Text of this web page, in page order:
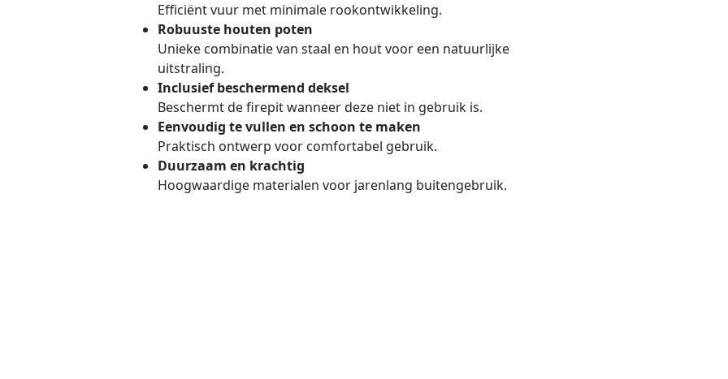
Efficiënt vuur met minimale rookontwikkeling.
Robuuste houten poten
Unieke combinatie van staal en hout voor een natuurlijke
uitstraling.
Inclusief beschermend deksel
Beschermt de firepit wanneer deze niet in gebruik is.
Eenvoudig te vullen en schoon te maken
Praktisch ontwerp voor comfortabel gebruik.
Duurzaam en krachtig
Hoogwaardige materialen voor jarenlang buitengebruik.